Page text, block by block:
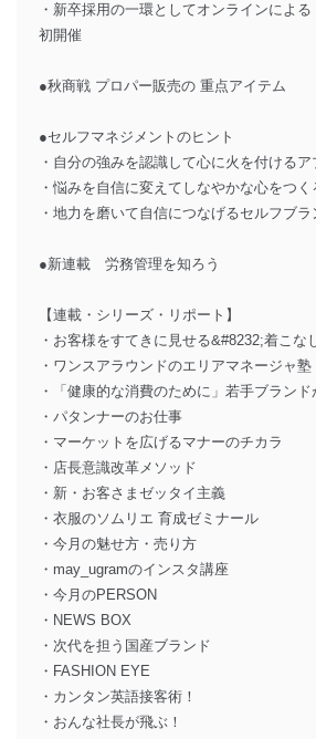
・新卒採用の一環としてオンラインによ
初開催
●秋商戦 プロパー販売の 重点アイテム
●セルフマネジメントのヒント
・自分の強みを認識して心に火を付ける
・悩みを自信に変えてしなやかな心をつく
・地力を磨いて自信につなげるセルフブ
●新連載 労務管理を知ろう
【連載・シリーズ・リポート】
・お客様をすてきに見せる&#8232;着こな
・ワンスアラウンドのエリアマネージャ塾
・「健康的な消費のために」若手ブランド
・パタンナーのお仕事
・マーケットを広げるマナーのチカラ
・店長意識改革メソッド
・新・お客さまゼッタイ主義
・衣服のソムリエ 育成ゼミナール
・今月の魅せ方・売り方
・may_ugramのインスタ講座
・今月のPERSON
・NEWS BOX
・次代を担う国産ブランド
・FASHION EYE
・カンタン英語接客術！
・おんな社長が飛ぶ！